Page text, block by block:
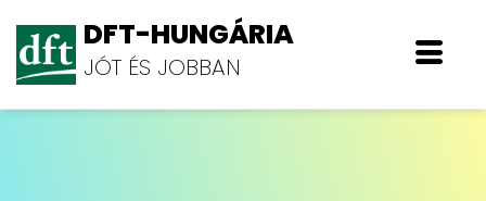
DFT-HUNGÁRIA
JÓT ÉS JOBBAN